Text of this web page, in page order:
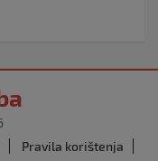
Pravila korištenja